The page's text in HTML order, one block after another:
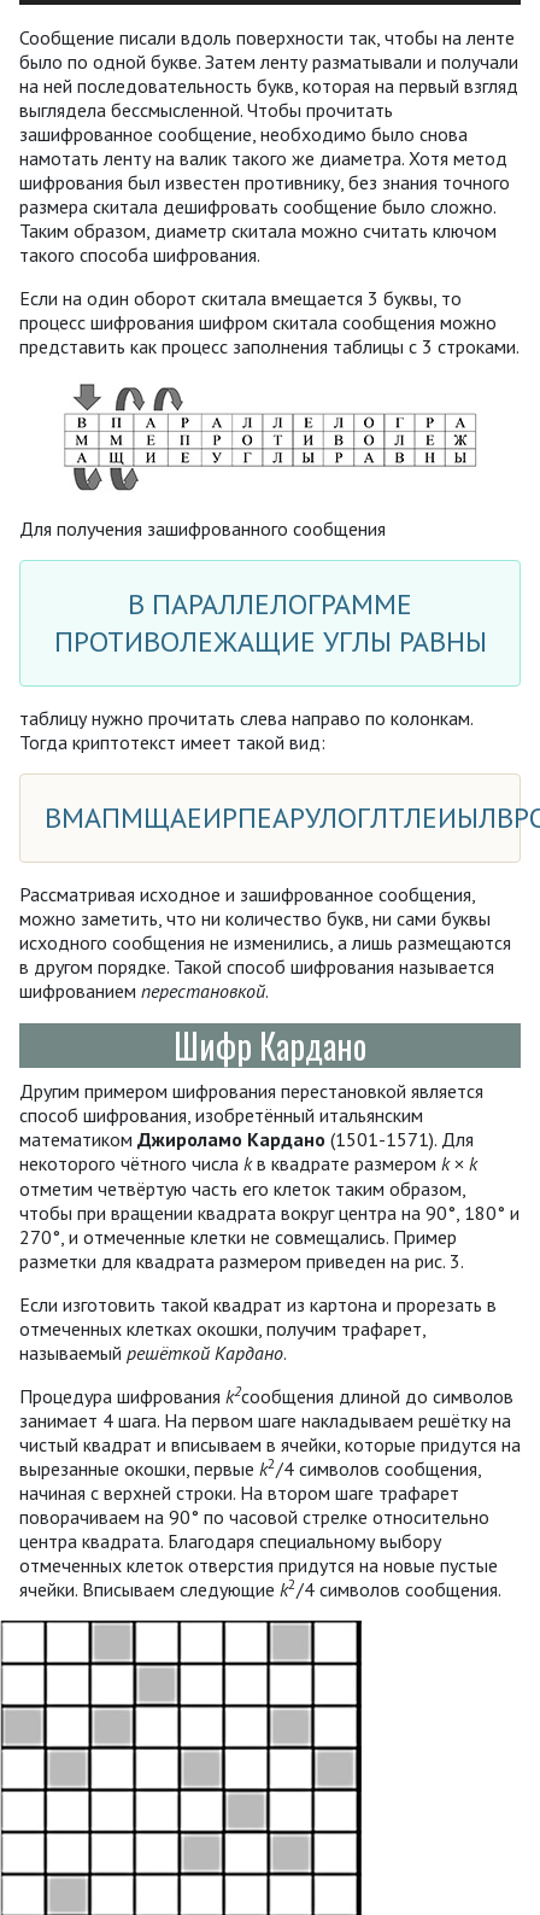
Сообщение писали вдоль поверхности так, чтобы на ленте
было по одной букве. Затем ленту разматывали и получали
на ней последовательность букв, которая на первый взгляд
выглядела бессмысленной. Чтобы прочитать
зашифрованное сообщение, необходимо было снова
намотать ленту на валик такого же диаметра. Хотя метод
шифрования был известен противнику, без знания точного
размера скитала дешифровать сообщение было сложно.
Таким образом, диаметр скитала можно считать ключом
такого способа шифрования.
Если на один оборот скитала вмещается 3 буквы, то
процесс шифрования шифром скитала сообщения можно
представить как процесс заполнения таблицы с 3 строками.
Для получения зашифрованного сообщения
В ПАРАЛЛЕЛОГРАММЕ
ПРОТИВОЛЕЖАЩИЕ УГЛЫ РАВНЫ
таблицу нужно прочитать слева направо по колонкам.
Тогда криптотекст имеет такой вид:
Рассматривая исходное и зашифрованное сообщения,
можно заметить, что ни количество букв, ни сами буквы
исходного сообщения не изменились, а лишь размещаются
в другом порядке. Такой способ шифрования называется
шифрованием перестановкой.
Шифр Кардано
Другим примером шифрования перестановкой является
способ шифрования, изобретённый итальянским
математиком Джироламо Кардано (1501-1571). Для
некоторого чётного числа kв квадрате размером k × k
отметим четвёртую часть его клеток таким образом,
чтобы при вращении квадрата вокруг центра на 90°, 180° и
270°, и отмеченные клетки не совмещались. Пример
разметки для квадрата размером приведен на рис. 3.
Если изготовить такой квадрат из картона и прорезать в
отмеченных клетках окошки, получим трафарет,
называемый решёткой Кардано.
Процедура шифрования k2сообщения длиной до символов
занимает 4 шага. На первом шаге накладываем решётку на
чистый квадрат и вписываем в ячейки, которые придутся на
вырезанные окошки, первые k2/4 символов сообщения,
начиная с верхней строки. На втором шаге трафарет
поворачиваем на 90° по часовой стрелке относительно
центра квадрата. Благодаря специальному выбору
отмеченных клеток отверстия придутся на новые пустые
ячейки. Вписываем следующие k2/4 символов сообщения.